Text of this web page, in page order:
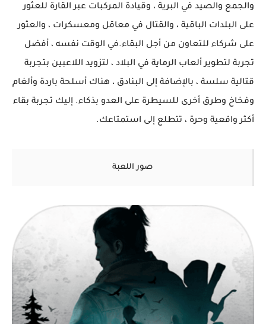
والجمع والصيد في البرية ، وقيادة المركبات عبر القارة للعثور
على البلدات الباقية ، والقتال في معاقل ومعسكرات ، والعثور
على شركاء للتعاون من أجل البقاء.في الوقت نفسه ، أفضل
تجربة لتطوير ألعاب الرماية في البلاد ، لتزويد اللاعبين بتجربة
قتالية سلسة ، بالإضافة إلى البنادق ، هناك أسلحة باردة وألغام
وفخاخ وطرق أخرى للسيطرة على العدو بذكاء. إليك تجربة بقاء
أكثر واقعية وحرة ، تتطلع إلى استمتاعك.
صور اللعبة